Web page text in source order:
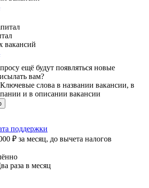
вакансий
ещё будут появляться новые
вам?
Ключевые слова в названии вакансии, в
и в описании вакансии
поддержки
₽ за месяц, до вычета налогов
раза в месяц